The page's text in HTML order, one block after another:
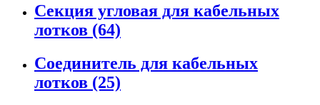
Секция угловая для кабельных
лотков (64)
Соединитель для кабельных
лотков (25)